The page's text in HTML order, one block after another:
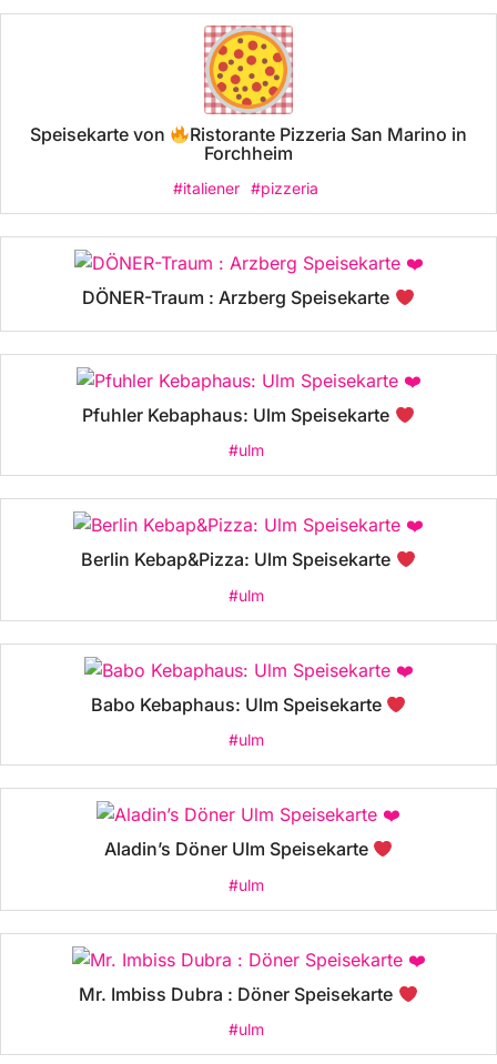
Speisekarte von
Ristorante Pizzeria San Marino in
Forchheim
#italiener #pizzeria
DÖNER-Traum : Arzberg Speisekarte
Pfuhler Kebaphaus: Ulm Speisekarte
#ulm
Berlin Kebap&Pizza: Ulm Speisekarte
#ulm
Babo Kebaphaus: Ulm Speisekarte
#ulm
Aladin’s Döner Ulm Speisekarte
#ulm
Mr. Imbiss Dubra : Döner Speisekarte
#ulm